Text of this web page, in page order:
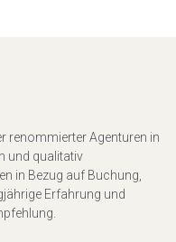
renommierter Agenturen in
und qualitativ
in Bezug auf Buchung,
Erfahrung und